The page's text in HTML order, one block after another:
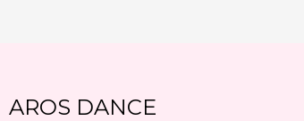
AROS DANCE